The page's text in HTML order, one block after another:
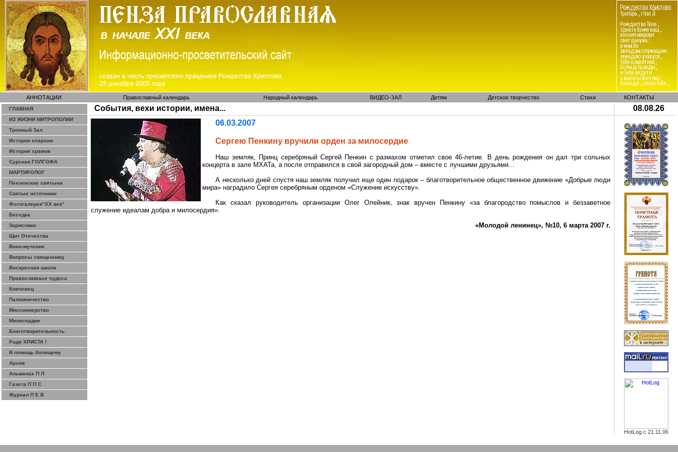
АННОТАЦИИ Православный календарь Народный календарь ВИДЕО-ЗАЛ Детям Детское творчество Стихи КОНТАКТЫ
ГЛАВНАЯ
ИЗ ЖИЗНИ МИТРОПОЛИИ
Тронный Зал
История епархии
История храмов
Сурская ГОЛГОФА
МАРТИРОЛОГ
Пензенские святыни
Святые источники
Фотогалерея"ХХ век"
Беседка
Зарисовки
Щит Отечества
Воин-мученик
Вопросы священнику
Воскресная школа
Православные чудеса
Ковчежец
Паломничество
Миссионерство
Милосердие
Благотворительность
Ради ХРИСТА !
В помощь болящему
Архив
Альманах П Л
Газета П П С
Журнал П Е В
События, вехи истории, имена...
08.08.26
06.03.2007
Сергею Пенкину вручили орден за милосердие
Наш земляк, Принц серебряный Сергей Пенкин с размахом отметил свое46-летие. В день рождения он дал три сольных
концерта в зале МХАТа, а после отправился в свой загородный дом – вместе с лучшими друзьями…
А несколько дней спустя наш земляк получил еще один подарок – благотворительное общественное движение «Добрые люди
мира» наградило Сергея серебряным орденом «Служение искусству».
Как сказал руководитель организации Олег Олейник, знак вручен
Пенкину«за благородство помыслов и беззаветное
служение идеалам добра и милосердия».
«Молодой ленинец», №10, 6 марта 2007 г.
HotLog с 21.11.06